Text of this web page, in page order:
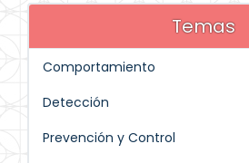
Temas
Comportamiento
Detección
Prevención y Control